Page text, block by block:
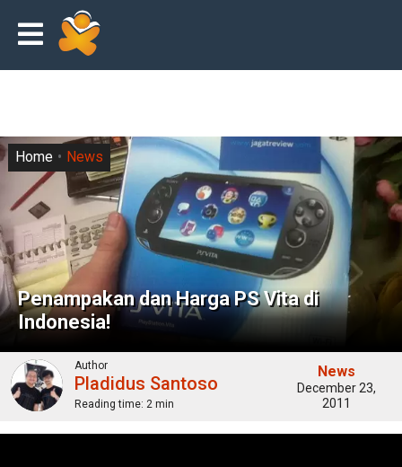
Penampakan dan Harga PS Vita di
Indonesia!
Home News
Author
Pladidus Santoso
Reading time: 2 min
News
December 23,
2011